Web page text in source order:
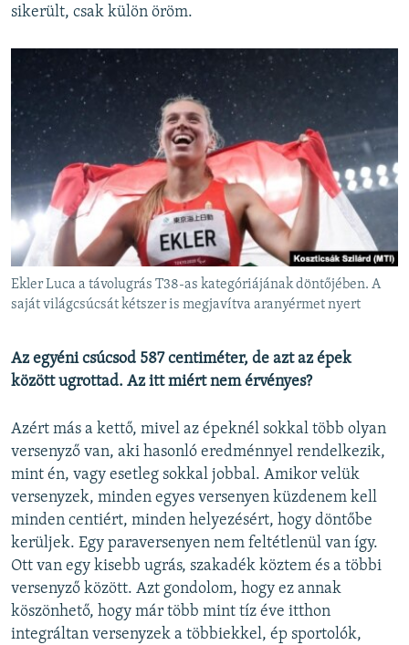
sikerült, csak külön öröm.
Ekler Luca a távolugrás T38-as kategóriájának döntőjében. A
saját világcsúcsát kétszer is megjavítva aranyérmet nyert
Az egyéni csúcsod 587 centiméter, de azt az épek
között ugrottad. Az itt miért nem érvényes?
Azért más a kettő, mivel az épeknél sokkal több olyan
versenyző van, aki hasonló eredménnyel rendelkezik,
mint én, vagy esetleg sokkal jobbal. Amikor velük
versenyzek, minden egyes versenyen küzdenem kell
minden centiért, minden helyezésért, hogy döntőbe
kerüljek. Egy paraversenyen nem feltétlenül van így.
Ott van egy kisebb ugrás, szakadék köztem és a többi
versenyző között. Azt gondolom, hogy ez annak
köszönhető, hogy már több mint tíz éve itthon
integráltan versenyzek a többiekkel, ép sportolók,